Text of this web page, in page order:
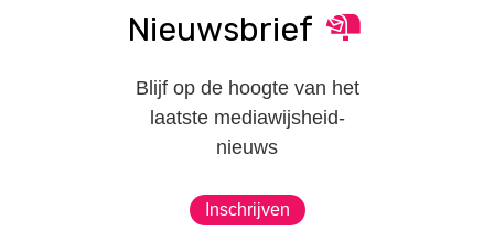
Nieuwsbrief
Blijf op de hoogte van het
laatste mediawijsheid-
nieuws
Inschrijven